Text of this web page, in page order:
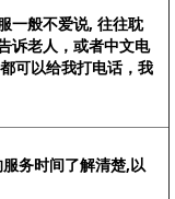
一般不爱说, 往往耽
诉老人，或者中文电
可以给我打电话，我
务时间了解清楚,以